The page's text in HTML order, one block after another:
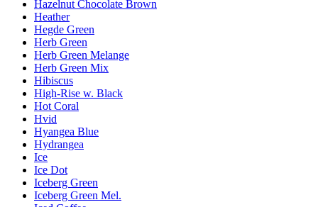
Hazelnut Chocolate Brown
Heather
Hegde Green
Herb Green
Herb Green Melange
Herb Green Mix
Hibiscus
High-Rise w. Black
Hot Coral
Hvid
Hyangea Blue
Hydrangea
Ice
Ice Dot
Iceberg Green
Iceberg Green Mel.